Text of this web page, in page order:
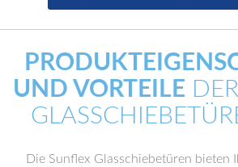
UND VORTEILE
Die Sunflex Glasschiebetüren bieten